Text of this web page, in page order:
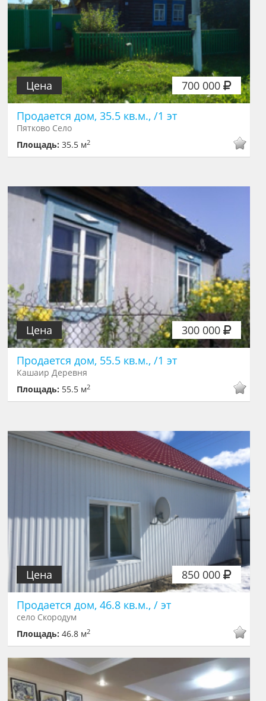
700 000
Цена
Продается дом, 35.5 кв.м., /1 эт
Пятково Село
Площадь:35.5 м2
300 000
Цена
Продается дом, 55.5 кв.м., /1 эт
Кашаир Деревня
Площадь: 55.5 м2
850 000
Цена
Продается дом, 46.8 кв.м., / эт
село Скородум
Площадь:46.8 м2